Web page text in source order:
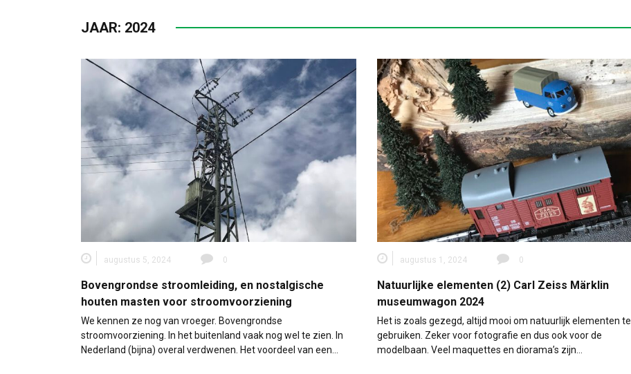
JAAR: 2024
augustus 5, 2024 0
Bovengrondse stroomleiding, en nostalgische
houten masten voor stroomvoorziening
We kennen ze nog van vroeger. Bovengrondse
stroomvoorziening. In het buitenland vaak nog wel te zien. In
Nederland (bijna) overal verdwenen. Het voordeel van een…
augustus 1, 2024 0
Natuurlijke elementen (2) Carl Zeiss Märklin
museumwagon 2024
Het is zoals gezegd, altijd mooi om natuurlijk elementen te
gebruiken. Zeker voor fotografie en dus ook voor de
modelbaan. Veel maquettes en diorama’s zijn…